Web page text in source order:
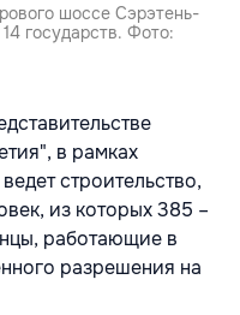
шоссе Сэрэтень-
государств. Фото:
в рамках
строительство,
из которых 385 –
работающие в
разрешения на